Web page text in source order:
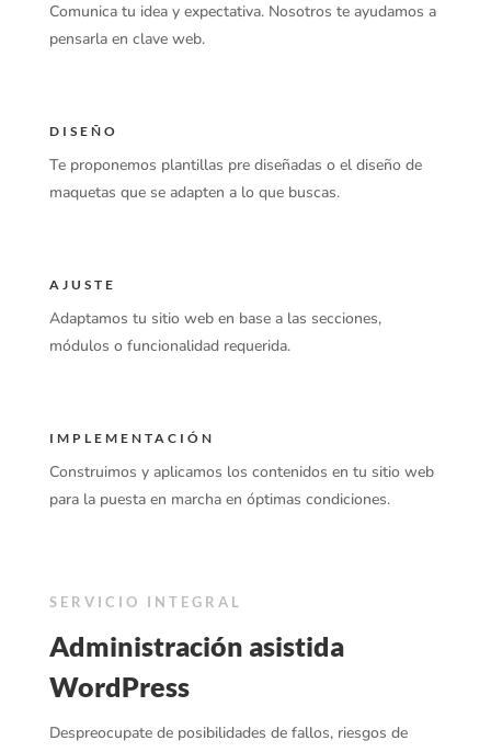
Comunica tu idea y expectativa. Nosotros te ayudamos a
pensarla en clave web.
DISEÑO
Te proponemos plantillas pre diseñadas o el diseño de
maquetas que se adapten a lo que buscas.
AJUSTE
Adaptamos tu sitio web en base a las secciones,
módulos o funcionalidad requerida.
IMPLEMENTACIÓN
Construimos y aplicamos los contenidos en tu sitio web
para la puesta en marcha en óptimas condiciones.
SERVICIO INTEGRAL
Administración asistida
WordPress
Despreocupate de posibilidades de fallos, riesgos de